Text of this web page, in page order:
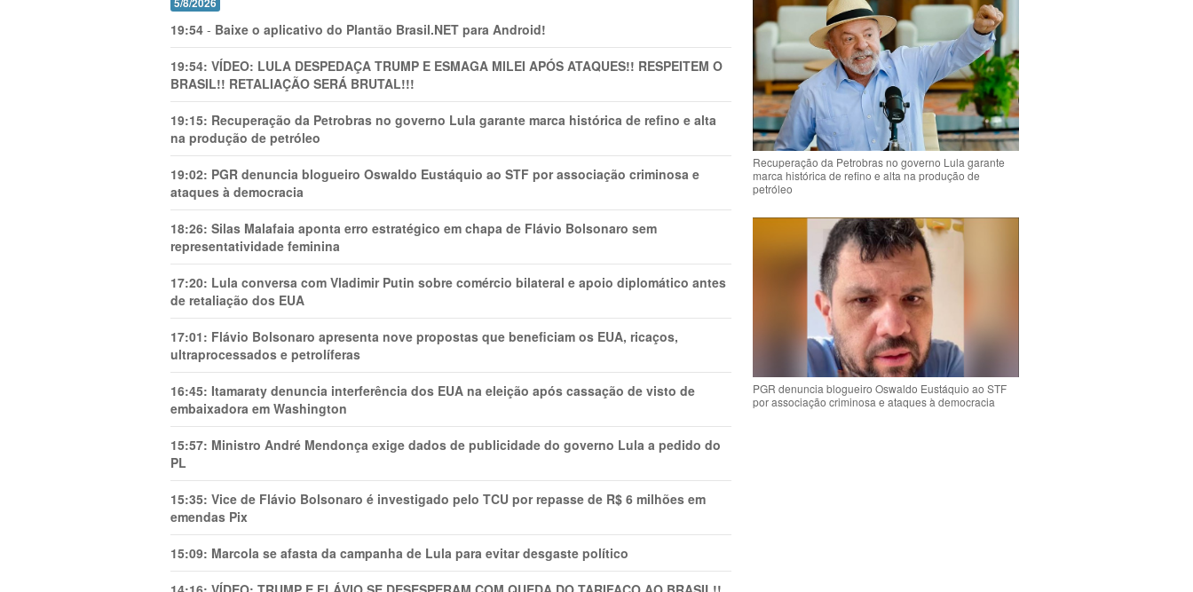
5/8/2026
19:54 - Baixe o aplicativo do Plantão Brasil.NET para Android!
19:54: VÍDEO: LULA DESPEDAÇA TRUMP E ESMAGA MILEI APÓS ATAQUES!! RESPEITEM O
BRASIL!! RETALIAÇÃO SERÁ BRUTAL!!!
19:15: Recuperação da Petrobras no governo Lula garante marca histórica de refino e alta
na produção de petróleo
19:02: PGR denuncia blogueiro Oswaldo Eustáquio ao STF por associação criminosa e
ataques à democracia
18:26: Silas Malafaia aponta erro estratégico em chapa de Flávio Bolsonaro sem
representatividade feminina
17:20: Lula conversa com Vladimir Putin sobre comércio bilateral e apoio diplomático antes
de retaliação dos EUA
17:01: Flávio Bolsonaro apresenta nove propostas que beneficiam os EUA, ricaços,
ultraprocessados e petrolíferas
16:45: Itamaraty denuncia interferência dos EUA na eleição após cassação de visto de
embaixadora em Washington
15:57: Ministro André Mendonça exige dados de publicidade do governo Lula a pedido do
PL
15:35: Vice de Flávio Bolsonaro é investigado pelo TCU por repasse de R$ 6 milhões em
emendas Pix
15:09: Marcola se afasta da campanha de Lula para evitar desgaste político
Recuperação da Petrobras no governo Lula garante
marca histórica de refino e alta na produção de
petróleo
PGR denuncia blogueiro Oswaldo Eustáquio ao STF
por associação criminosa e ataques à democracia